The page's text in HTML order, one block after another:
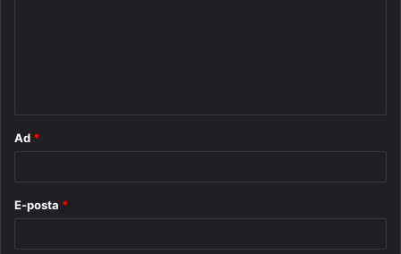
Ad *
E-posta *